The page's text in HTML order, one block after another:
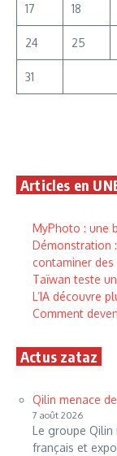
17 18
24 25
31
Articles en
MyPhoto : une
Démonstration
contaminer
Taïwan teste
L’IA découvre
Comment
Actus zataz
Qilin menace
7 août 2026
Le groupe Qilin
français et